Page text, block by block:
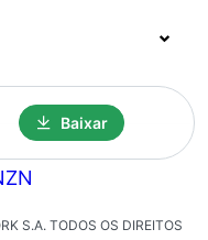
Baixar
S.A. TODOS OS DIREITOS